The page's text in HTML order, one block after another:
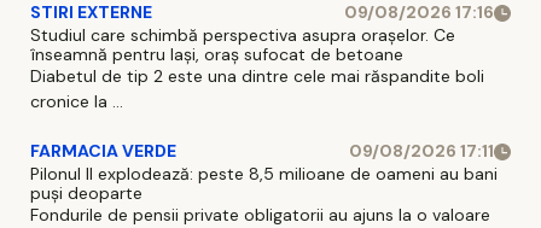
STIRI EXTERNE
09/08/2026 17:16
Studiul care schimbă perspectiva asupra orașelor. Ce
înseamnă pentru Iași, oraș sufocat de betoane
Diabetul de tip 2 este una dintre cele mai răspandite boli
cronice la ...
FARMACIA VERDE
09/08/2026 17:11
Pilonul II explodează: peste 8,5 milioane de oameni au bani
puși deoparte
Fondurile de pensii private obligatorii au ajuns la o valoare